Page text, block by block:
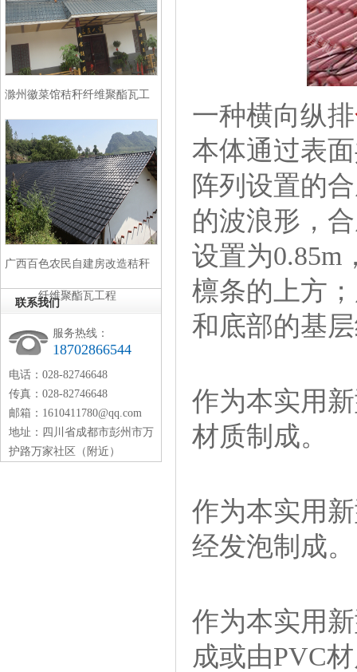
一种横向纵排
本体通过表
阵列设置的
的波浪形，
设置为0.85m
檩条的上方
和底部的基
作为本实用
材质制成。
作为本实用
经发泡制成。
作为本实用
成或由PVC
滁州徽菜馆秸秆纤维聚酯瓦工
广西百色农民自建房改造秸秆
纤维聚酯瓦工程
联系我们
服务热线：
18702866544
电话：028-82746648
传真：028-82746648
邮箱：1610411780@qq.com
地址：四川省成都市彭州市万
护路万家社区（附近）